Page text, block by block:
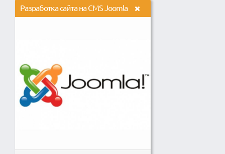
Разработка сайта на CMS Joomla